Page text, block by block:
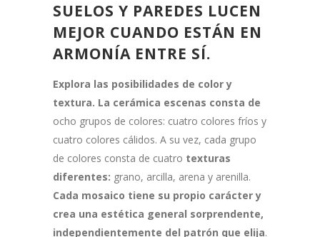
SUELOS Y PAREDES LUCEN
MEJOR CUANDO ESTÁN EN
ARMONÍA ENTRE SÍ.
Explora las posibilidades de color y
textura. La cerámica escenas consta de
ocho grupos de colores: cuatro colores fríos y
cuatro colores cálidos. A su vez, cada grupo
de colores consta de cuatro texturas
diferentes: grano, arcilla, arena y arenilla.
Cada mosaico tiene su propio carácter y
crea una estética general sorprendente,
independientemente del patrón que elija.